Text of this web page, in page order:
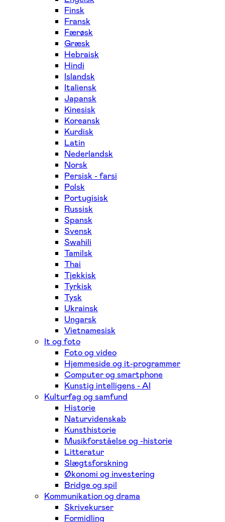
Finsk
Fransk
Færøsk
Græsk
Hebraisk
Hindi
Islandsk
Italiensk
Japansk
Kinesisk
Koreansk
Kurdisk
Latin
Nederlandsk
Norsk
Persisk - farsi
Polsk
Portugisisk
Russisk
Spansk
Svensk
Swahili
Tamilsk
Thai
Tjekkisk
Tyrkisk
Tysk
Ukrainsk
Ungarsk
Vietnamesisk
It og foto
Foto og video
Hjemmeside og it-programmer
Computer og smartphone
Kunstig intelligens - AI
Kulturfag og samfund
Historie
Naturvidenskab
Kunsthistorie
Musikforståelse og -historie
Litteratur
Slægtsforskning
Økonomi og investering
Bridge og spil
Kommunikation og drama
Skrivekurser
Formidling